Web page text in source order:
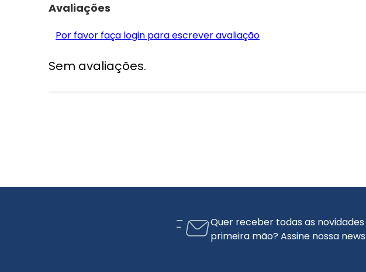
Avaliações
Por favor faça login para escrever avaliação
Sem avaliações.
Quer receber todas as
primeira mão? Assine nossa